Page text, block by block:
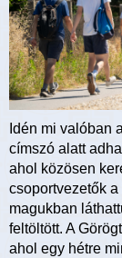
Idén mi valóban
címszó alatt
ahol közösen
csoportvezetők
magukban
feltöltött. A
ahol egy hétre